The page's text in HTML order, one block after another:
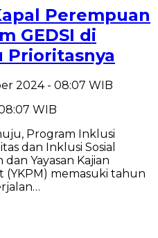
Perempuan
GEDSI di
Prioritasnya
2024 - 08:07 WIB
WIB
Program Inklusi
dan Inklusi Sosial
Yayasan Kajian
(YKPM) memasuki tahun